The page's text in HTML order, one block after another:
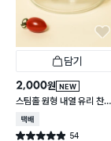
담기
NEW
2,000원
스팀홀 원형 내열 유리 찬통
1 L
택배배송
별점 4.9점 54